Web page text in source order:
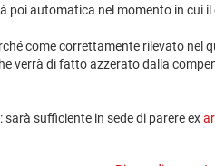
poi automatica nel momento in cui il
come correttamente rilevato nel
verrà di fatto azzerato dalla
sufficiente in sede di parere ex